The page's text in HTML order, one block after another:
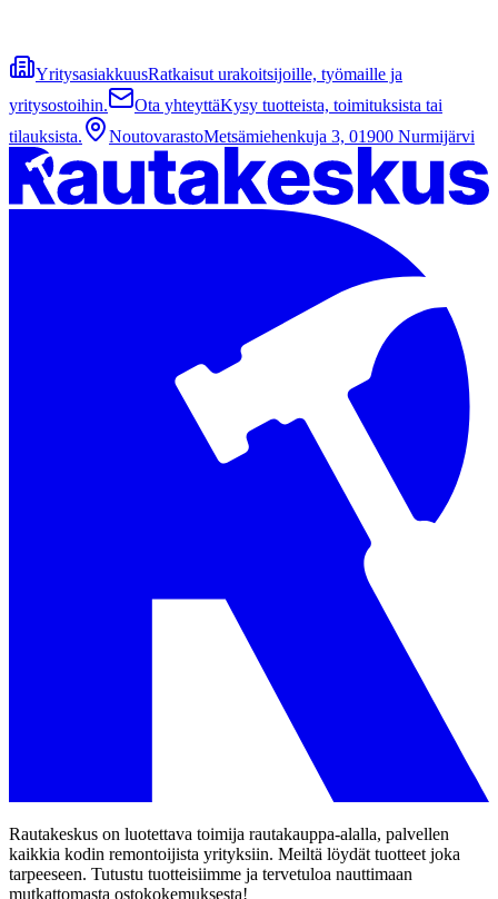
YritysasiakkuusRatkaisut urakoitsijoille, työmaille ja
yritysostoihin.
Ota yhteyttäKysy tuotteista, toimituksista tai
tilauksista.
NoutovarastoMetsämiehenkuja 3, 01900 Nurmijärvi
Rautakeskus on luotettava toimija rautakauppa-alalla, palvellen
kaikkia kodin remontoijista yrityksiin. Meiltä löydät tuotteet joka
tarpeeseen. Tutustu tuotteisiimme ja tervetuloa nauttimaan
mutkattomasta ostokokemuksesta!